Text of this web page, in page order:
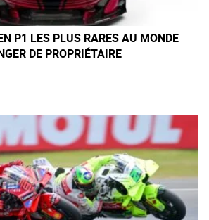
P1 LES PLUS RARES AU MONDE
DE PROPRIÉTAIRE